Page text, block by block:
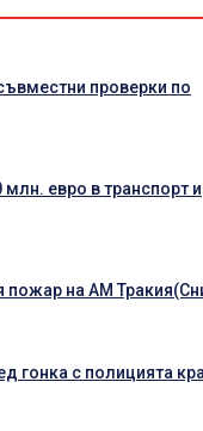
проверки по
евро в транспорт и
пожар на АМ
гонка с полицията